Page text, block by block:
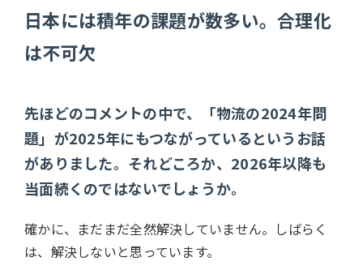
日本には積年の課題が数多い。合理化
は不可欠
先ほどのコメントの中で、「物流の2024年問
題」が2025年にもつながっているというお話
がありました。それどころか、2026年以降も
当面続くのではないでしょうか。
確かに、まだまだ全然解決していません。しばらく
は、解決しないと思っています。